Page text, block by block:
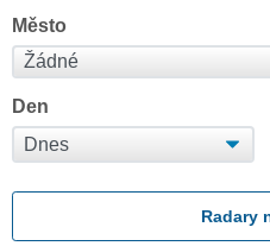
Město
Den
Radary